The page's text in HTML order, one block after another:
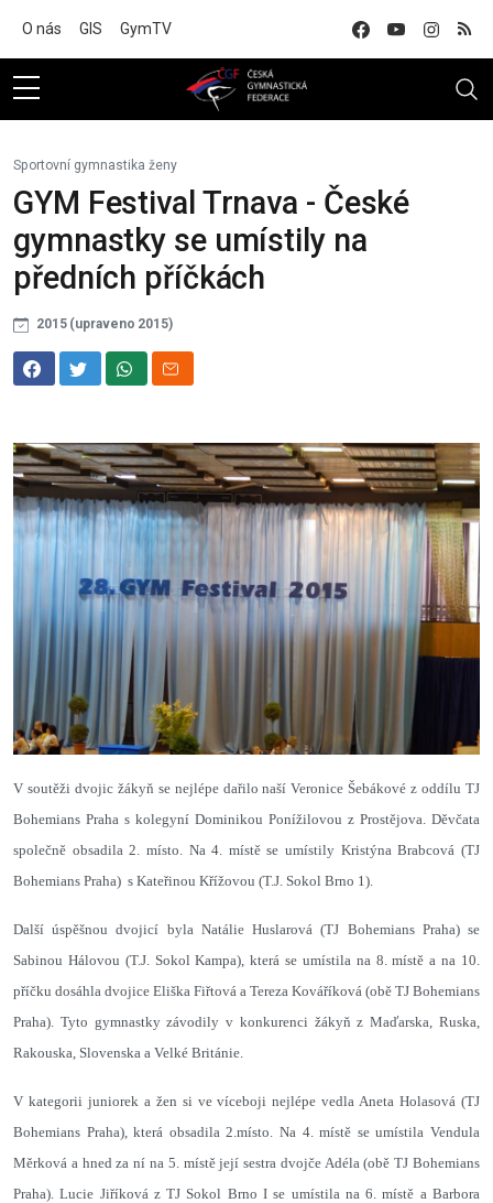
O nás GIS GymTV
Sportovní gymnastika ženy
GYM Festival Trnava - České
gymnastky se umístily na
předních příčkách
2015 (upraveno 2015)
V soutěži dvojic žákyň se nejlépe dařilo naší Veronice Šebákové z oddílu TJ
Bohemians Praha s kolegyní Dominikou Ponížilovou z Prostějova. Děvčata
společně obsadila 2. místo. Na 4. místě se umístily Kristýna Brabcová (TJ
Bohemians Praha) s Kateřinou Křížovou (T.J. Sokol Brno 1).
Další úspěšnou dvojicí byla Natálie Huslarová (TJ Bohemians Praha) se
Sabinou Hálovou (T.J. Sokol Kampa), která se umístila na 8. místě a na 10.
příčku dosáhla dvojice Eliška Fiřtová a Tereza Kováříková (obě TJ Bohemians
Praha). Tyto gymnastky závodily v konkurenci žákyň z Maďarska, Ruska,
Rakouska, Slovenska a Velké Británie.
V kategorii juniorek a žen si ve víceboji nejlépe vedla Aneta Holasová (TJ
Bohemians Praha), která obsadila 2.místo. Na 4. místě se umístila Vendula
Měrková a hned za ní na 5. místě její sestra dvojče Adéla (obě TJ Bohemians
Praha). Lucie Jiříková z TJ Sokol Brno I se umístila na 6. místě a Barbora